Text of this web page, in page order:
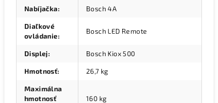
Nabíjačka: Bosch 4A
Diaľkové
ovládanie:
Bosch LED Remote
Displej: Bosch Kiox 500
Hmotnosť: 26,7 kg
Maximálna
hmotnosť
160 kg